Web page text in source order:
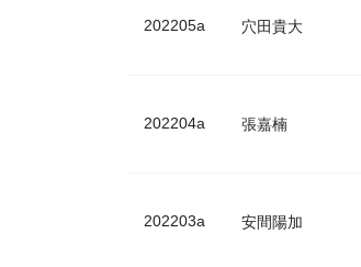
202205a 穴田貴大
202204a 張嘉楠
202203a 安間陽加